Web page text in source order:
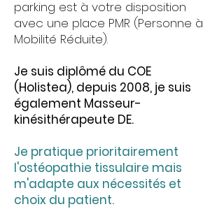
parking est à votre disposition
avec une place PMR (Personne à
Mobilité Réduite).
Je suis diplômé du COE
(Holistea), depuis 2008, je suis
également Masseur-
kinésithérapeute DE.
Je pratique prioritairement
l'ostéopathie tissulaire mais
m'adapte aux nécessités et
choix du patient.